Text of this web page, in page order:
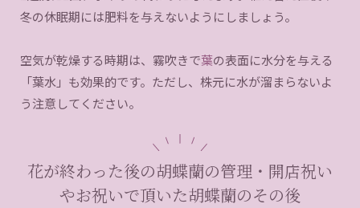
冬の休眠期には肥料を与えないようにしましょう。
空気が乾燥する時期は、霧吹きで葉の表面に水分を与える
「葉水」も効果的です。ただし、株元に水が溜まらないよ
う注意してください。
花が終わった後の胡蝶蘭の管理・開店祝い
やお祝いで頂いた胡蝶蘭のその後